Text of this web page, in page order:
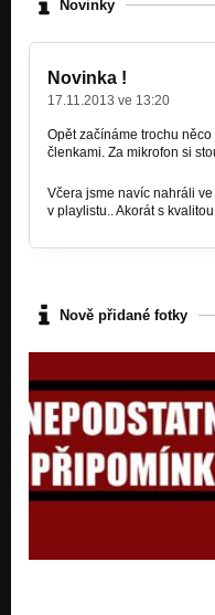
Novinky
Novinka !
17.11.2013 ve 13:20
Opět začínáme trochu
členkami. Za mikrofon si
Včera jsme navíc nahráli
v playlistu.. Akorát s
Nově přidané fotky